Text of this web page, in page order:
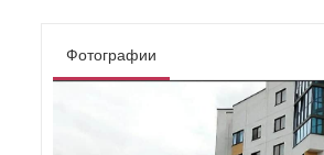
Фотографии